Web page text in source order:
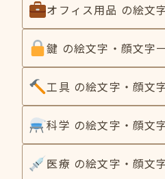
オフィス用品 の絵文
鍵 の絵文字・顔文字
工具 の絵文字・顔文
科学 の絵文字・顔文
医療 の絵文字・顔文